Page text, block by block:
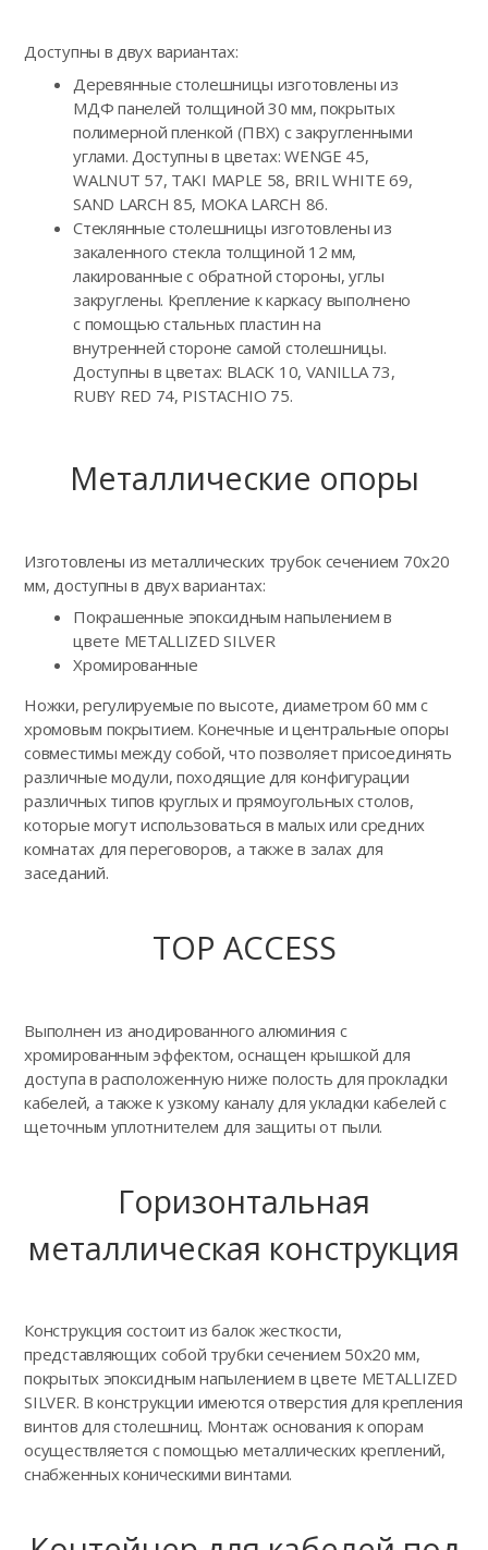
Доступны в двух вариантах:
Деревянные столешницы изготовлены из
МДФ панелей толщиной 30 мм, покрытых
полимерной пленкой (ПВХ) с закругленными
углами. Доступны в цветах: WENGE 45,
WALNUT 57, TAKI MAPLE 58, BRIL WHITE 69,
SAND LARCH 85, MOKA LARCH 86.
Стеклянные столешницы изготовлены из
закаленного стекла толщиной 12 мм,
лакированные с обратной стороны, углы
закруглены. Крепление к каркасу выполнено
с помощью стальных пластин на
внутренней стороне самой столешницы.
Доступны в цветах: BLACK 10, VANILLA 73,
RUBY RED 74, PISTACHIO 75.
Металлические опоры
Изготовлены из металлических трубок сечением 70х20
мм, доступны в двух вариантах:
Покрашенные эпоксидным напылением в
цвете METALLIZED SILVER
Хромированные
Ножки, регулируемые по высоте, диаметром 60 мм с
хромовым покрытием. Конечные и центральные опоры
совместимы между собой, что позволяет присоединять
различные модули, походящие для конфигурации
различных типов круглых и прямоугольных столов,
которые могут использоваться в малых или средних
комнатах для переговоров, а также в залах для
заседаний.
TOP ACCESS
Выполнен из анодированного алюминия с
хромированным эффектом, оснащен крышкой для
доступа в расположенную ниже полость для прокладки
кабелей, а также к узкому каналу для укладки кабелей с
щеточным уплотнителем для защиты от пыли.
Горизонтальная
металлическая конструкция
Конструкция состоит из балок жесткости,
представляющих собой трубки сечением 50х20 мм,
покрытых эпоксидным напылением в цвете METALLIZED
SILVER. В конструкции имеются отверстия для крепления
винтов для столешниц. Монтаж основания к опорам
осуществляется с помощью металлических креплений,
снабженных коническими винтами.